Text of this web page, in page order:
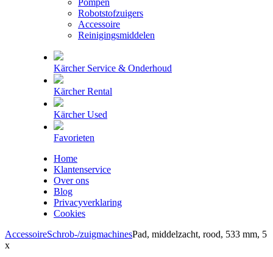
Pompen
Robotstofzuigers
Accessoire
Reinigingsmiddelen
Kärcher Service & Onderhoud
Kärcher Rental
Kärcher Used
Favorieten
Home
Klantenservice
Over ons
Blog
Privacyverklaring
Cookies
AccessoireSchrob-/zuigmachinesPad, middelzacht, rood, 533 mm, 5
x